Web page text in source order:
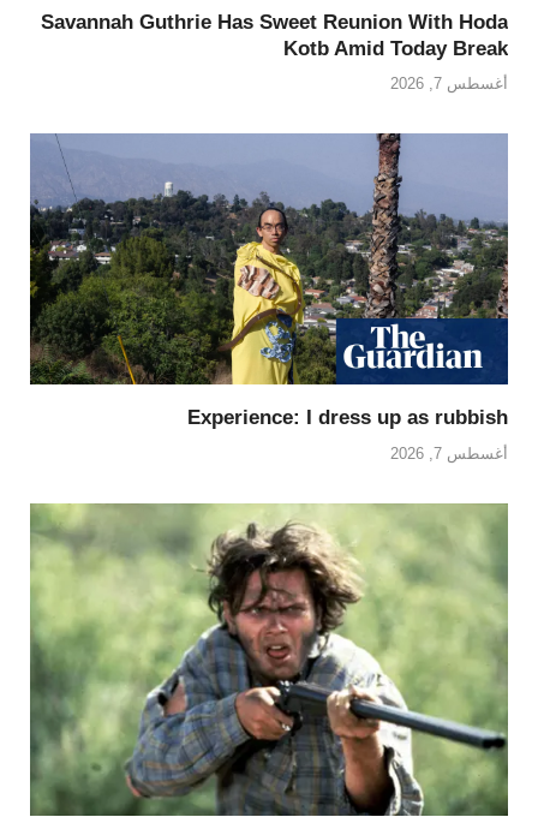
Savannah Guthrie Has Sweet Reunion With Hoda
Kotb Amid Today Break
أغسطس 7, 2026
Experience: I dress up as rubbish
أغسطس 7, 2026